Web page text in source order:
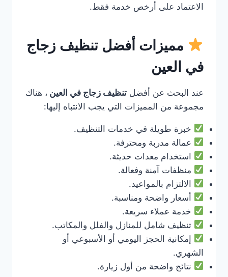
الاعتماد على أرخص خدمة فقط.
مميزات أفضل تنظيف زجاج
في العين
عند البحث عن أفضل تنظيف زجاج في العين ، هناك
مجموعة من المميزات التي يجب الانتباه إليها:
خبرة طويلة في خدمات التنظيف.
عمالة مدربة ومحترفة.
استخدام معدات حديثة.
منظفات آمنة وفعالة.
الالتزام بالمواعيد.
أسعار واضحة ومناسبة.
خدمة عملاء سريعة.
تنظيف شامل للمنازل والفلل والمكاتب.
إمكانية الحجز اليومي أو الأسبوعي أو
الشهري.
نتائج واضحة من أول زيارة.